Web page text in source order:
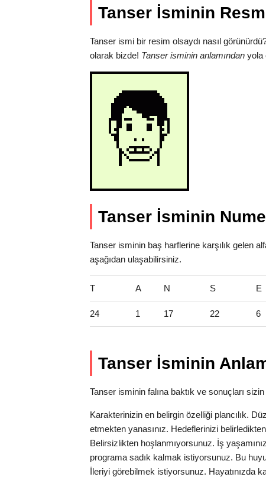
Tanser İsminin
Tanser ismi bir resim olsaydı nasıl
olarak bizde! Tanser isminin anlamından yola
Tanser İsminin
Tanser isminin baş harflerine karşılık gelen
aşağıdan ulaşabilirsiniz.
T A N S E
24 1 17 22 6
Tanser İsminin
Tanser isminin falına baktık ve sonuçları
Karakterinizin en belirgin özelliği plancılık.
etmekten yanasınız. Hedeflerinizi
Belirsizlikten hoşlanmıyorsunuz. İş
programa sadık kalmak istiyorsunuz. Bu
İleriyi görebilmek istiyorsunuz. Hayatınızda